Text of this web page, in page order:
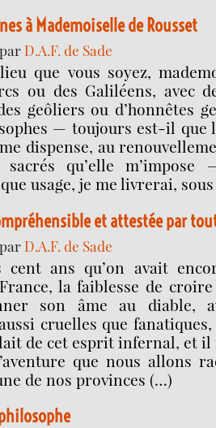
à Mademoiselle de Rousset
parD.A.F. de Sade
que vous soyez,
ou des Galiléens, avec
geôliers ou d’honnêtes
— toujours est-il que
dispense, au
qu’elle m’impose
usage, je me livrerai,
et attestée par
parD.A.F. de Sade
ans qu’on avait
la faiblesse de croire
son âme au diable,
cruelles que
de cet esprit infernal, et il
que nous allons
de nos provinces (…)